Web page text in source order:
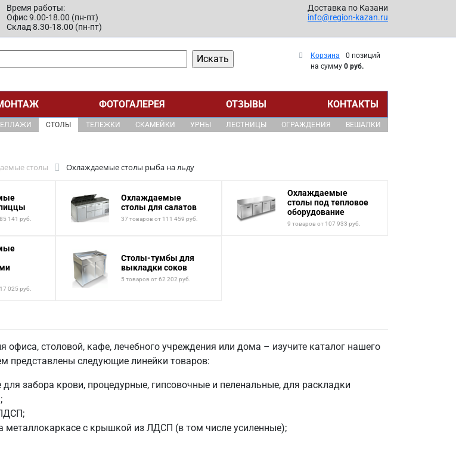
Время работы:
Офис 9.00-18.00 (пн-пт)
Склад 8.30-18.00 (пн-пт)
Доставка по Казани
info@region-kazan.ru
Корзина
0 позиций
на сумму 0 руб.
ФОТОГАЛЕРЕЯ ОТЗЫВЫ КОНТАКТЫ
СТОЛЫ ТЕЛЕЖКИ СКАМЕЙКИ УРНЫ ЛЕСТНИЦЫ ОГРАЖДЕНИЯ ВЕШАЛКИ
столы Охлаждаемые столы рыба на льду
141 руб.
Охлаждаемые
столы для салатов
37 товаров от 111 459 руб.
Охлаждаемые
столы под тепловое
оборудование
9 товаров от 107 933 руб.
025 руб.
Столы-тумбы для
выкладки соков
5 товаров от 62 202 руб.
офиса, столовой, кафе, лечебного учреждения или дома – изучите каталог нашего
представлены следующие линейки товаров:
забора крови, процедурные, гипсовочные и пеленальные, для раскладки
металлокаркасе с крышкой из ЛДСП (в том числе усиленные);